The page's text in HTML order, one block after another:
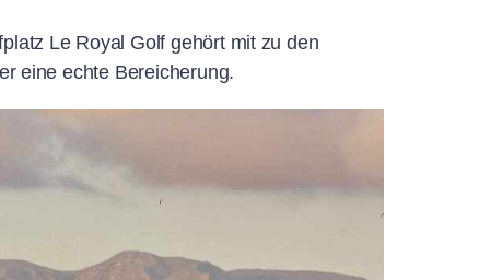
Le Royal Golf gehört mit zu den
eine echte Bereicherung.